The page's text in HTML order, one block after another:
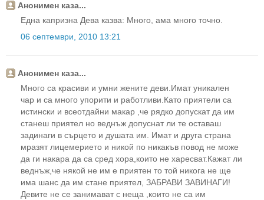
Анонимен каза...
Една капризна Дева казва: Много, ама много точно.
06 септември, 2010 13:21
Анонимен каза...
Много са красиви и умни жените деви.Имат уникален
чар и са много упорити и работливи.Като приятели са
истински и всеотдайни макар ,че рядко допускат да им
станеш приятел но веднъж допуснат ли те оставаш
задинаги в сърцето и душата им. Имат и друга страна
мразят лицемерието и никой по никакъв повод не може
да ги накара да са сред хора,които не харесват.Кажат ли
веднъж,че някой не им е приятен то той никога не ще
има шанс да им стане приятел, ЗАБРАВИ ЗАВИНАГИ!
Девите не се занимават с неща ,които не са им